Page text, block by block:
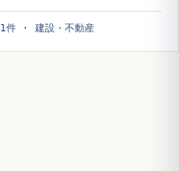
1件 · 建設・不動産